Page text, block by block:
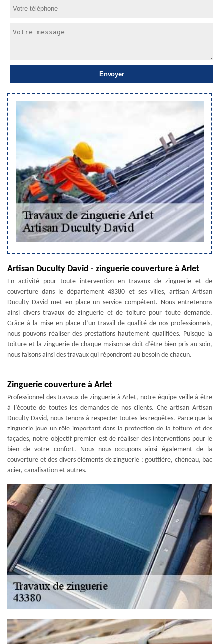
Artisan Duculty David - zinguerie couverture à Arlet
En activité pour toute intervention en travaux de zinguerie et de
couverture dans le département 43380 et ses villes, artisan Artisan
Duculty David met en place un service compétent. Nous entretenons
ainsi divers travaux de zinguerie et de toiture pour toute demande.
Grâce à la mise en place d’un travail de qualité de nos professionnels,
nous pouvons réaliser des prestations hautement qualifiées. Puisque la
toiture et la zinguerie de chaque maison se doit d’être bien pris au soin,
nous faisons ainsi des travaux qui répondront au besoin de chacun.
Zinguerie couverture à Arlet
Professionnel des travaux de zinguerie à Arlet, notre équipe veille à être
à l’écoute de toutes les demandes de nos clients. Che artisan Artisan
Duculty David, nous tenons à respecter toutes les requêtes. Parce que la
zinguerie joue un rôle important dans la protection de la toiture et des
façades, notre objectif premier est de réaliser des interventions pour le
bien de votre confort. Nous nous occupons ainsi également de la
couverture et des divers éléments de zinguerie : gouttière, chéneau, bac
acier, canalisation et autres.